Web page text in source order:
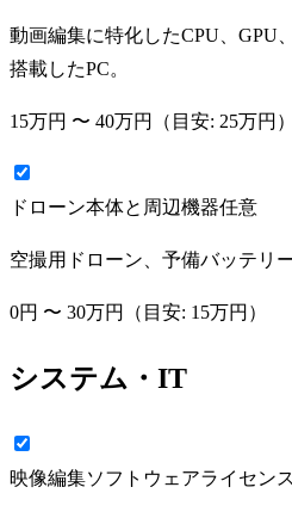
動画編集に特化したCPU、GPU
搭載したPC。
15万円 〜 40万円 （目安: 25万円 ）
ドローン本体と周辺機器任意
空撮用ドローン、予備バッテリ
0円 〜 30万円 （目安: 15万円 ）
システム・IT
映像編集ソフトウェアライセンス